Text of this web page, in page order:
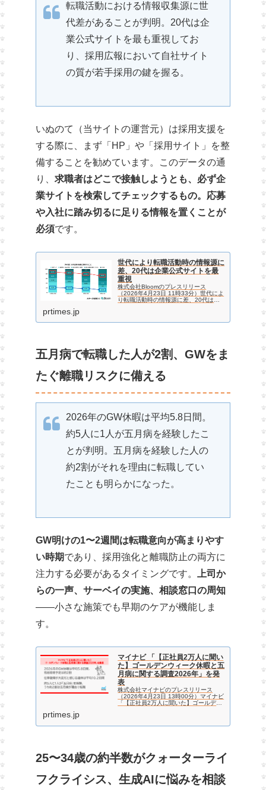
転職活動における情報収集源に世
代差があることが判明。20代は企
業公式サイトを最も重視してお
り、採用広報において自社サイト
の質が若手採用の鍵を握る。
いぬのて（当サイトの運営元）は採用支援を
する際に、まず「HP」や「採用サイト」を整
備することを勧めています。このデータの通
り、 求職者はどこで接触しようとも、必ず企
業サイトを検索してチェックするもの。応募
や入社に踏み切るに足りる情報を置くことが
必須です。
世代により転職活動時の情報源に
差、20代は企業公式サイトを最
重視
株式会社Bloomのプレスリリース
（2026年4月23日 11時33分）世代によ
り転職活動時の情報源に差、20代は企
prtimes.jp
五月病で転職した人が2割、GWをま
たぐ離職リスクに備える
2026年のGW休暇は平均5.8日間。
約5人に1人が五月病を経験したこ
とが判明。五月病を経験した人の
約2割がそれを理由に転職してい
たことも明らかになった。
GW明けの1〜2週間は転職意向が高まりやす
い時期であり、採用強化と離職防止の両方に
注力する必要があるタイミングです。 上司か
らの一声、サーベイの実施、相談窓口の周知
——小さな施策でも早期のケアが機能しま
す。
マイナビ 「【正社員2万人に聞い
た】ゴールデンウィーク休暇と五
月病に関する調査2026年」を発
表
株式会社マイナビのプレスリリース
（2026年4月23日 13時00分）マイナビ
「【正社員2万人に聞いた】ゴールデン
prtimes.jp
25〜34歳の約半数がクォーターライ
フクライシス、生成AIに悩みを相談